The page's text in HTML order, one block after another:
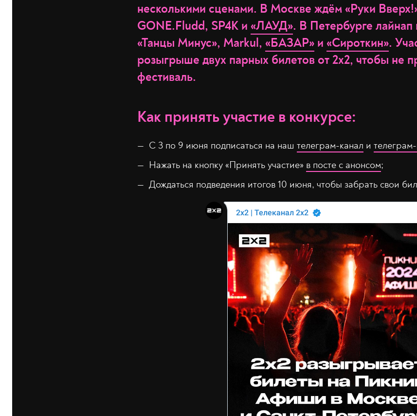
несколькими сценами. В Москве ждём «Руки
GONE.Fludd, SP4K и «ЛАУД». В Петербурге
«Танцы Минус», Markul, «БАЗАР» и «Сироткин».
розыгрыше двух парных билетов от 2x2, чтобы не
фестиваль.
Как принять участие в конкурсе:
С 3 по 9 июня подписаться на наш телеграм-канал и
Нажать на кнопку «Принять участие» в посте с анонсом;
Дождаться подведения итогов 10 июня, чтобы забрать свои